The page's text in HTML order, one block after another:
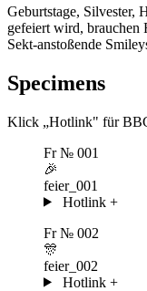
Geburtstage, Silvester,
gefeiert wird, brauchen
Sekt-anstoßende
Specimens
Klick „Hotlink" für
Fr № 001
🎉
feier_001
Hotlink +
Fr № 002
🎊
feier_002
Hotlink +